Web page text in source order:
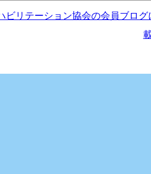
ビリテーション協会の会員ブロ